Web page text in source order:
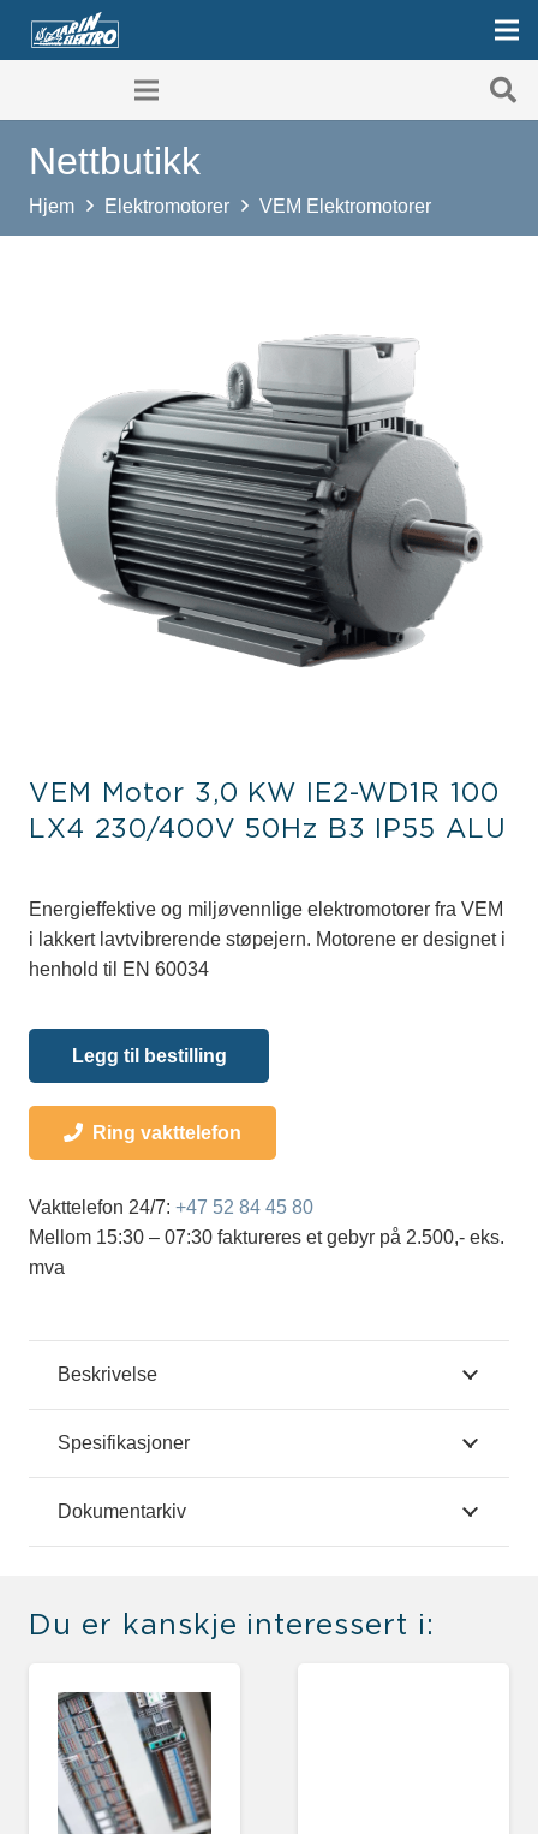
Nettbutikk
Hjem Elektromotorer VEM Elektromotorer
VEM Motor 3,0 KW IE2-WD1R 100
LX4 230/400V 50Hz B3 IP55 ALU
Energieffektive og miljøvennlige elektromotorer fra VEM
i lakkert lavtvibrerende støpejern. Motorene er designet i
henhold til EN 60034
Legg til bestilling
Ring vakttelefon
Vakttelefon 24/7: +47 52 84 45 80
Mellom 15:30 – 07:30 faktureres et gebyr på 2.500,- eks.
mva
Beskrivelse
Spesifikasjoner
Dokumentarkiv
Du er kanskje interessert i: